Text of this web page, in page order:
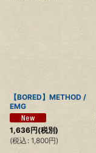
【BORED】METHOD /
EMG
1,636円(税別)
(税込 : 1,800円)